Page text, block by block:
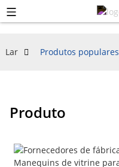
Lar Produtos populares
Produto